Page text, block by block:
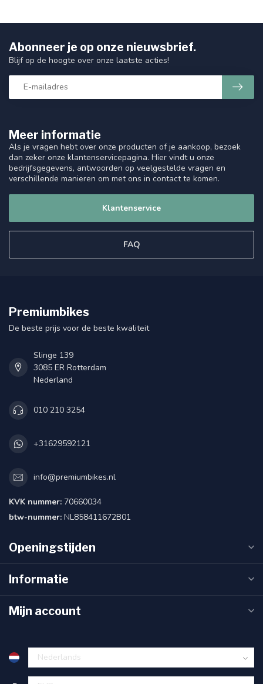
Meer informatie
Als je vragen hebt over onze producten of je aankoop, bezoek
dan zeker onze klantenservicepagina. Hier vindt u onze
bedrijfsgegevens, antwoorden op veelgestelde vragen en
verschillende manieren om met ons in contact te komen.
Klantenservice
FAQ
Abonneer je op onze nieuwsbrief.
Blijf op de hoogte over onze laatste acties!
Premiumbikes
De beste prijs voor de beste kwaliteit
Slinge 139
3085 ER Rotterdam
Nederland
010 210 3254
+31629592121
info@premiumbikes.nl
KVK nummer: 70660034
btw-nummer: NL858411672B01
Openingstijden
Informatie
Mijn account